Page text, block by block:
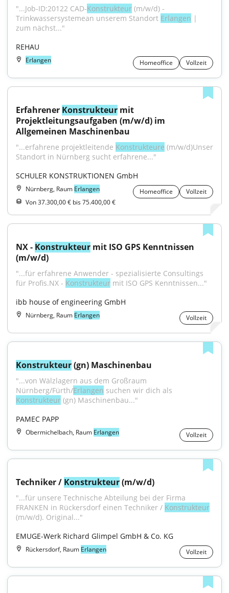
"...Job-ID:20122 CAD-Konstrukteur (m/w/d) -
Trinkwassersystemean unserem Standort Erlangen |
zum nächst..."
REHAU
Erlangen Homeoffice Vollzeit
Erfahrener Konstrukteur mit
Projektleitungsaufgaben (m/w/d) im
Allgemeinen Maschinenbau
"...erfahrene projektleitende Konstrukteure (m/w/d)Unser
Standort in Nürnberg sucht erfahrene..."
SCHULER KONSTRUKTIONEN GmbH
Nürnberg, Raum Erlangen Homeoffice
Vollzeit
Von 37.300,00 € bis 75.400,00 €
NX - Konstrukteur mit ISO GPS Kenntnissen
(m/w/d)
"...für erfahrene Anwender - spezialisierte Consultings
für Profis.NX - Konstrukteur mit ISO GPS Kenntnissen..."
ibb house of engineering GmbH
Nürnberg, Raum Erlangen Vollzeit
Konstrukteur (gn) Maschinenbau
"...von Wälzlagern aus dem Großraum
Nürnberg/Fürth/Erlangen
Konstrukteur (gn) Maschinenbau..."
PAMEC PAPP
Obermichelbach, Raum Erlangen Vollzeit
Techniker / Konstrukteur (m/w/d)
"...für unsere Technische Abteilung bei der Firma
FRANKEN in Rückersdorf einen Techniker / Konstrukteur
(m/w/d). Original..."
EMUGE-Werk Richard Glimpel GmbH & Co. KG
Rückersdorf, Raum Erlangen Vollzeit